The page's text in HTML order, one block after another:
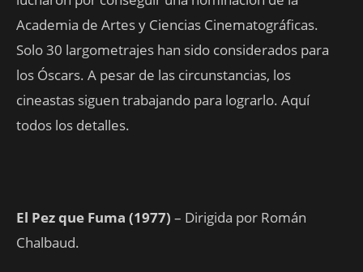
Academia de Artes y Ciencias Cinematográficas.
Solo 30 largometrajes han sido considerados para
los Óscars. A pesar de las circunstancias, los
cineastas siguen trabajando para lograrlo. Aquí
todos los detalles.
El Pez que Fuma (1977) – Dirigida por Román
Chalbaud.